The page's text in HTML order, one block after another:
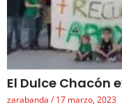
El Dulce Chacón
zarabanda 17 marzo, 2023